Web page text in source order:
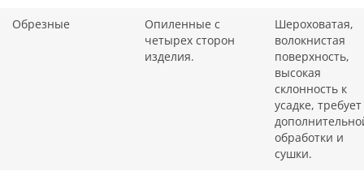
Обрезные
Опиленные с
четырех сторон
изделия.
Шероховатая,
волокнистая
поверхность,
высокая
склонность к
усадке, требует
обработки и
сушки.